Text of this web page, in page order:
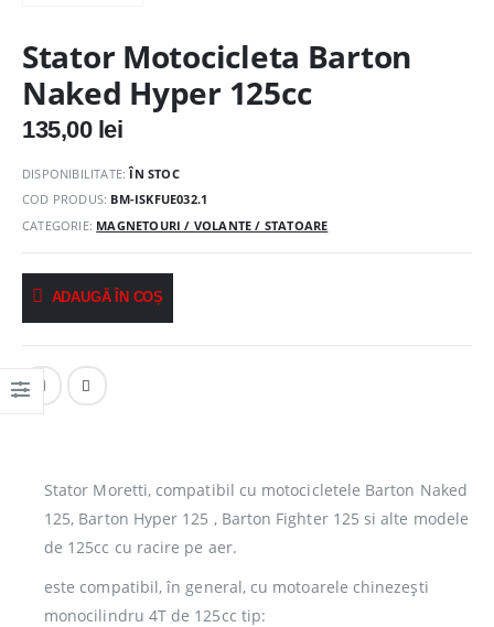
Stator Motocicleta Barton
Naked Hyper 125cc
135,00 lei
DISPONIBILITATE:ÎN STOC
COD PRODUS: BM-ISKFUE032.1
CATEGORIE: MAGNETOURI / VOLANTE / STATOARE
ADAUGĂ ÎN COȘ
Stator Moretti, compatibil cu motocicletele Barton Naked
125, Barton Hyper 125 , Barton Fighter 125 si alte modele
de 125cc cu racire pe aer.
este compatibil, în general, cu motoarele chinezești
monocilindru 4T de 125cc tip: